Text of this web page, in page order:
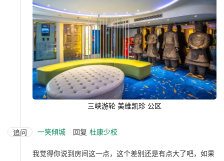
三峡游轮 美维凯珍 公区
追问 一笑傾城 回复 杜康少校
我觉得你说到房间这一点，这个差别还是有点大了吧，如果